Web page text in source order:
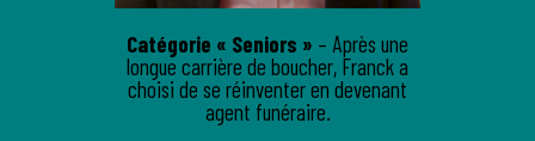
Catégorie « Seniors » – Après une
longue carrière de boucher, Franck a
choisi de se réinventer en devenant
agent funéraire.